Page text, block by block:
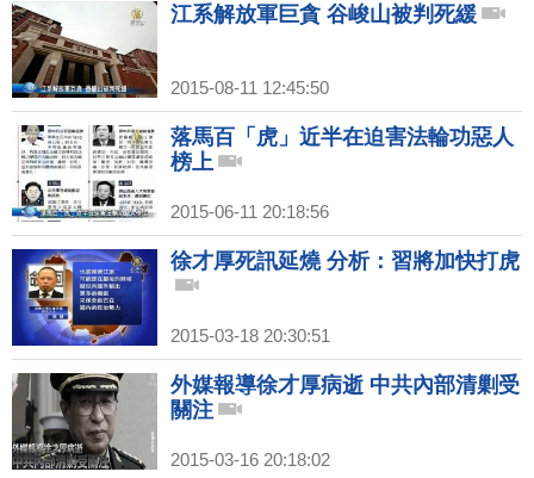
江系解放軍巨貪 谷峻山被判死緩
2015-08-11 12:45:50
落馬百「虎」近半在迫害法輪功惡人
榜上
2015-06-11 20:18:56
徐才厚死訊延燒 分析：習將加快打虎
2015-03-18 20:30:51
外媒報導徐才厚病逝 中共內部清剿受
關注
2015-03-16 20:18:02